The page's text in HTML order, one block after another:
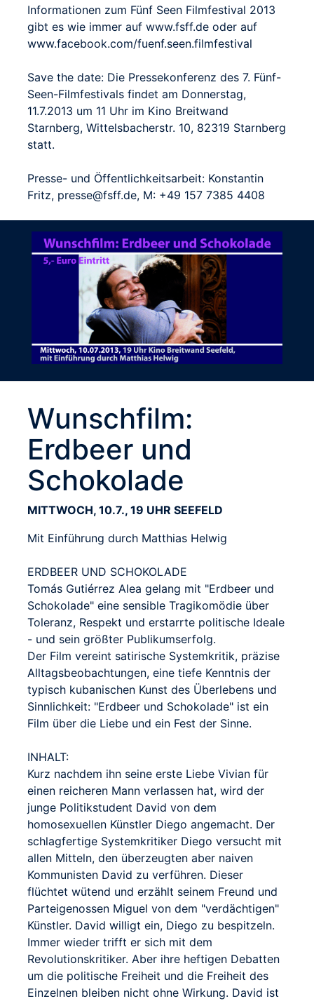
Informationen zum Fünf Seen Filmfestival 2013
gibt es wie immer auf www.fsff.de oder auf
www.facebook.com/fuenf.seen.filmfestival
Save the date: Die Pressekonferenz des 7. Fünf-
Seen-Filmfestivals findet am Donnerstag,
11.7.2013 um 11 Uhr im Kino Breitwand
Starnberg, Wittelsbacherstr. 10, 82319 Starnberg
statt.
Presse- und Öffentlichkeitsarbeit: Konstantin
Fritz, presse@fsff.de, M: +49 157 7385 4408
Wunschfilm:
Erdbeer und
Schokolade
MITTWOCH, 10.7., 19 UHR SEEFELD
Mit Einführung durch Matthias Helwig
ERDBEER UND SCHOKOLADE
Tomás Gutiérrez Alea gelang mit "Erdbeer und
Schokolade" eine sensible Tragikomödie über
Toleranz, Respekt und erstarrte politische Ideale
- und sein größter Publikumserfolg.
Der Film vereint satirische Systemkritik, präzise
Alltagsbeobachtungen, eine tiefe Kenntnis der
typisch kubanischen Kunst des Überlebens und
Sinnlichkeit: "Erdbeer und Schokolade" ist ein
Film über die Liebe und ein Fest der Sinne.
INHALT:
Kurz nachdem ihn seine erste Liebe Vivian für
einen reicheren Mann verlassen hat, wird der
junge Politikstudent David von dem
homosexuellen Künstler Diego angemacht. Der
schlagfertige Systemkritiker Diego versucht mit
allen Mitteln, den überzeugten aber naiven
Kommunisten David zu verführen. Dieser
flüchtet wütend und erzählt seinem Freund und
Parteigenossen Miguel von dem "verdächtigen"
Künstler. David willigt ein, Diego zu bespitzeln.
Immer wieder trifft er sich mit dem
Revolutionskritiker. Aber ihre heftigen Debatten
um die politische Freiheit und die Freiheit des
Einzelnen bleiben nicht ohne Wirkung. David ist